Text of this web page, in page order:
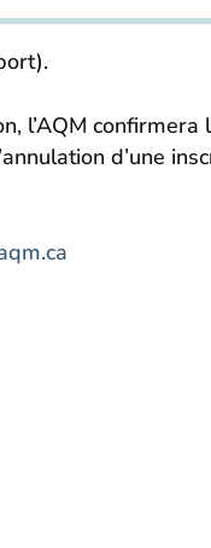
l’AQM confirmera
d’une